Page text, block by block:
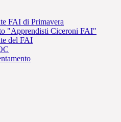
FAI di Primavera
"Apprendisti Ciceroni FAI"
del FAI